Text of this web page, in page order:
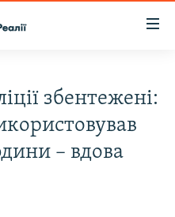
збентежені:
– вдова